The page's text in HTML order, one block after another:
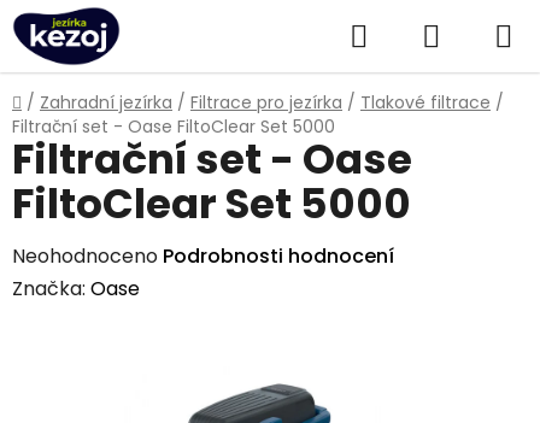
Přejít
na
obsah
Hledat
KOŠÍK
Domů
/ Zahradní jezírka / Filtrace pro jezírka / Tlakové filtrace /
Filtrační set - Oase FiltoClear Set 5000
Filtrační set - Oase
FiltoClear Set 5000
Průměrné
hodnocení
Neohodnoceno Podrobnosti hodnocení
Značka: Oase